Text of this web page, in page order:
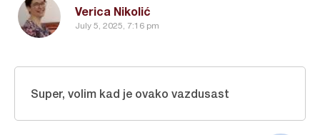
Verica Nikolić
July 5, 2025, 7:16 pm
Super, volim kad je ovako vazdusast